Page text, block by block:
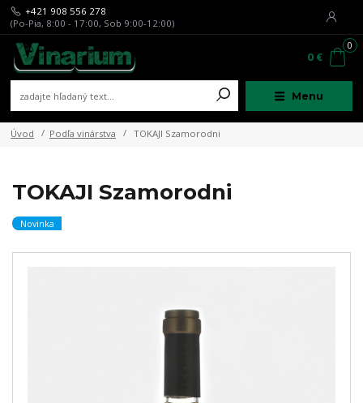
Menu
+421 908 556 278
(Po-Pia, 8:00 - 17:00, Sob 9:00-12:00)
0
0 €
Úvod Podľa vinárstva TOKAJI Szamorodni
TOKAJI Szamorodni
Novinka